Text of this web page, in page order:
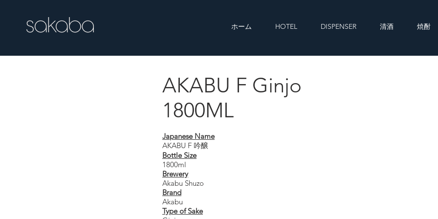
ホーム HOTEL DISPENSER 清酒 焼酎
AKABU F Ginjo 1800ML
AKABU F Ginjo
1800ML
Japanese Name
AKABU F 吟醸
Bottle Size
1800ml
Brewery
Akabu Shuzo
Brand
Akabu
Type of Sake